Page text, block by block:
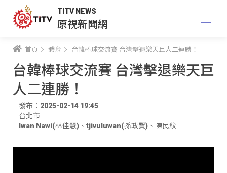
TITV NEWS
原視新聞網
首頁 體育 台韓棒球交流賽 台灣擊退樂天巨人二連勝！
台韓棒球交流賽 台灣擊退樂天巨
人二連勝！
發布：2025-02-14 19:45
台北市
Iwan Nawi(林佳慧) 、 tjivuluwan(孫政賢) 、 陳民紋